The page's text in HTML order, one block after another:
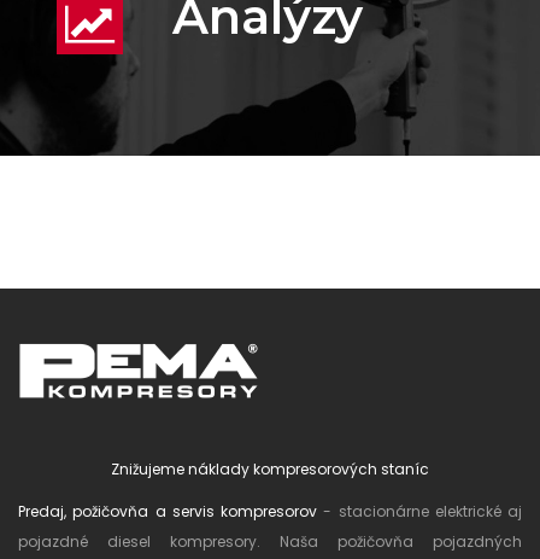
Analýzy
Znižujeme náklady kompresorových staníc
Predaj, požičovňa a servis kompresorov - stacionárne elektrické aj
pojazdné diesel kompresory. Naša požičovňa pojazdných